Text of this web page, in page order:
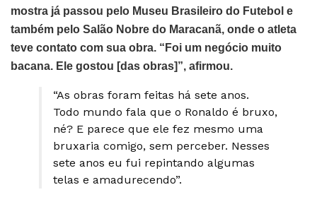
mostra já passou pelo Museu Brasileiro do Futebol e
também pelo Salão Nobre do Maracanã, onde o atleta
teve contato com sua obra. “Foi um negócio muito
bacana. Ele gostou [das obras]”, afirmou.
“As obras foram feitas há sete anos.
Todo mundo fala que o Ronaldo é bruxo,
né? E parece que ele fez mesmo uma
bruxaria comigo, sem perceber. Nesses
sete anos eu fui repintando algumas
telas e amadurecendo”.